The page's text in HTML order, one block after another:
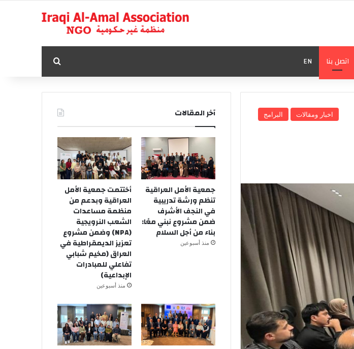
اتصل بنا EN بحث عن
اخبار ومقالات البرامج آخر المقالات
جمعية الأمل العراقية
تنظم ورشة تدريبية
في النجف الأشرف
ضمن مشروع نبني معًا:
بناء من أجل السلام
منذ أسبوعين
أختتمت جمعية الأمل
العراقية وبدعم من
منظمة مساعدات
الشعب النرويجية
(NPA) وضمن مشروع
تعزيز الديمقراطية في
العراق (مخيم شبابي
تفاعلي للمبادرات
الإبداعية)
منذ أسبوعين